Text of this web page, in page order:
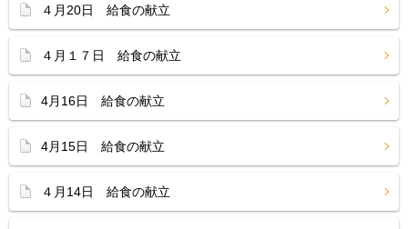
４月20日 給食の献立
４月１７日 給食の献立
4月16日 給食の献立
4月15日 給食の献立
４月14日 給食の献立